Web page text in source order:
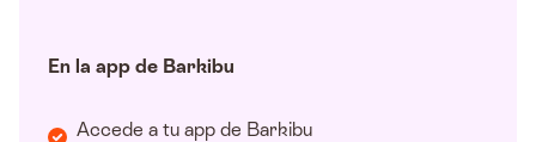
En la app de Barkibu
Accede a tu app de Barkibu